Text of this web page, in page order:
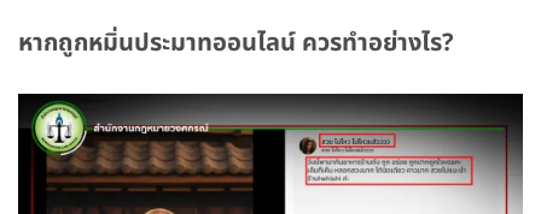
หากถูกหมิ่นประมาทออนไลน์ ควรทำอย่างไร?